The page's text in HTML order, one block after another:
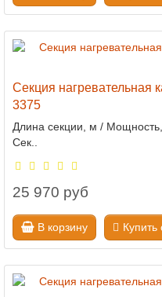
Секция нагревательная
3375
Длина секции, м /
Сек..
25 970 руб
В корзину Купить